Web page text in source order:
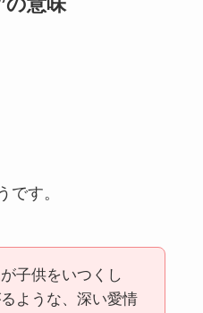
の意味
です。
子供をいつくし
ような、深い愛情